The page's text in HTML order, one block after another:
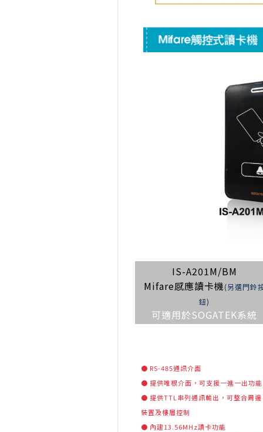
IS-A201M/BM
Mifare感應讀卡機(另選門鈴
鈕)
可適用於SOGATEK系統
● RS-485通訊介面
● 提供唯根介面，可支援一進一出功能
● 提供TTL串列通訊輸出，可整合周邊
裝置及樓層控制
● 內建13.56MHz讀卡功能